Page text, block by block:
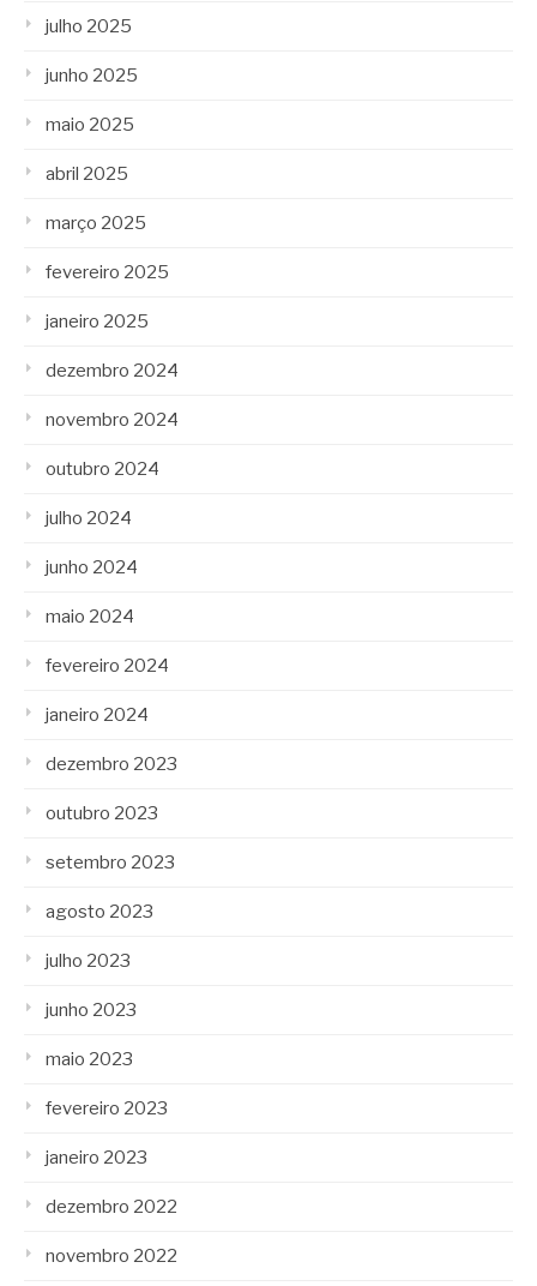
julho 2025
junho 2025
maio 2025
abril 2025
março 2025
fevereiro 2025
janeiro 2025
dezembro 2024
novembro 2024
outubro 2024
julho 2024
junho 2024
maio 2024
fevereiro 2024
janeiro 2024
dezembro 2023
outubro 2023
setembro 2023
agosto 2023
julho 2023
junho 2023
maio 2023
fevereiro 2023
janeiro 2023
dezembro 2022
novembro 2022